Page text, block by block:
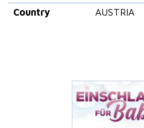
Country
AUSTRIA